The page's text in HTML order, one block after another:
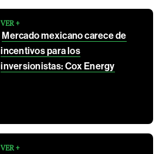
VER +
Mercado mexicano carece de
incentivos para los
inversionistas: Cox Energy
VER +